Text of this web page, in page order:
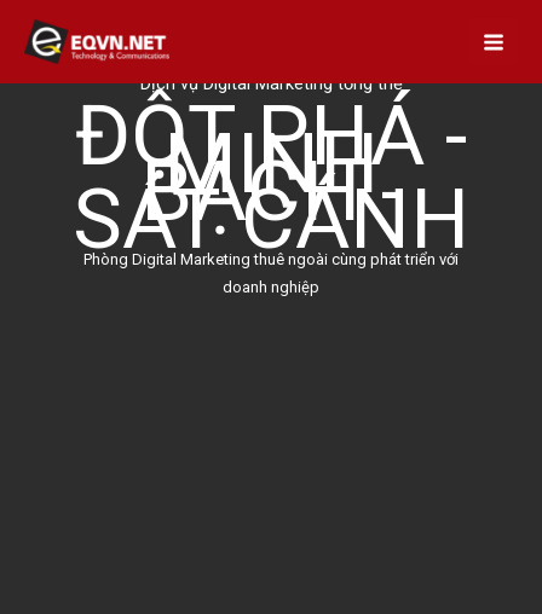
content
Dịch vụ Digital Marketing tổng thể
ĐỘT PHÁ -
MINH
BẠCH -
SÁT CÁNH
Phòng Digital Marketing thuê ngoài cùng phát triển với
doanh nghiệp